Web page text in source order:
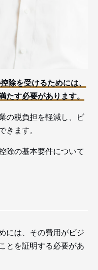
除を受けるためには、
たす必要があります。
の税負担を軽減し、ビ
きます。
除の基本要件について
には、その費用がビジ
とを証明する必要があ